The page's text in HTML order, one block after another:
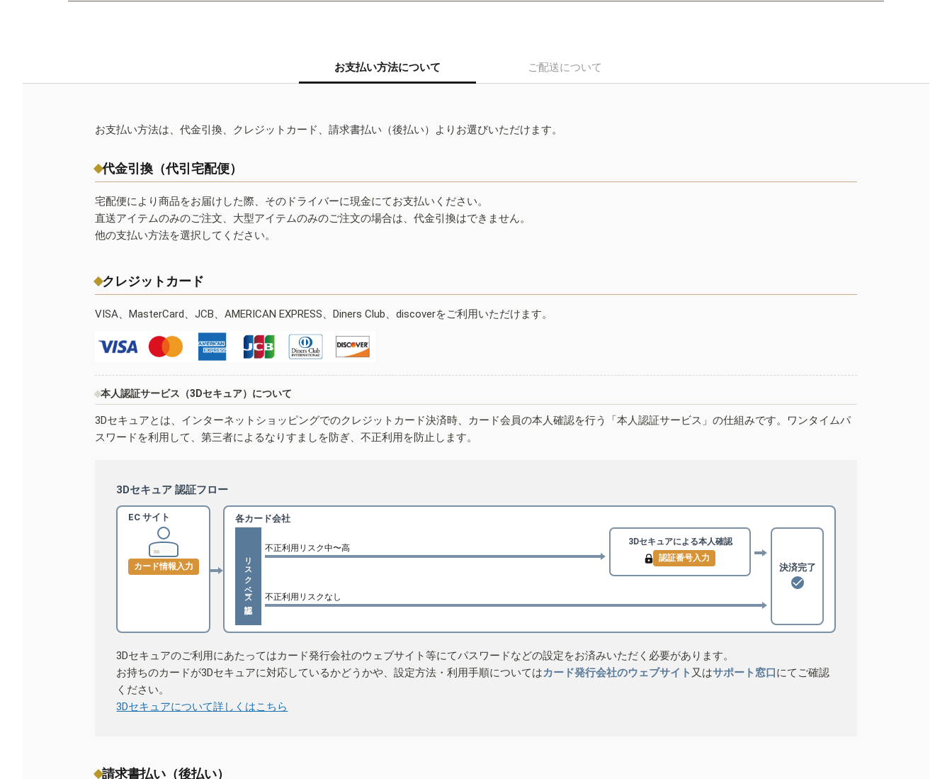
お支払い方法について ご配送について
お支払い方法は、代金引換、クレジットカード、請求書払い（後払い）よりお選びいただけます。
代金引換（代引宅配便）
宅配便により商品をお届けした際、そのドライバーに現金にてお支払いください。
直送アイテムのみのご注文、大型アイテムのみのご注文の場合は、代金引換はできません。
他の支払い方法を選択してください。
クレジットカード
VISA、MasterCard、JCB、AMERICAN EXPRESS、Diners Club、discoverをご利用いただけます。
本人認証サービス（3Dセキュア）について
3Dセキュアとは、インターネットショッピングでのクレジットカード決済時、カード会員の本人確認を行う「本人認証サービス」の仕組みです。ワンタイムパ
スワードを利用して、第三者によるなりすましを防ぎ、不正利用を防止します。
3Dセキュア 認証フロー
EC サイト
カード情報入力
各カード会社
リスクベース認証
不正利用リスク中〜高
3Dセキュアによる本人確認
認証番号入力
不正利用リスクなし
決済完了
3Dセキュアのご利用にあたってはカード発行会社のウェブサイト等にてパスワードなどの設定をお済みいただく必要があります。
お持ちのカードが3Dセキュアに対応しているかどうかや、設定方法・利用手順についてはカード発行会社のウェブサイト 又はサポート窓口にてご確認
ください。
3Dセキュアについて詳しくはこちら
請求書払い（後払い）